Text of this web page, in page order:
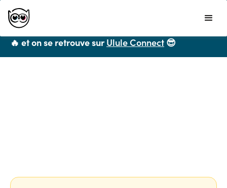
Ulule ne propose plus de formations CPF mais
vous recommande chaleureusement
🔥 et on se retrouve surUlule Connect 😎
Toutes les ressources